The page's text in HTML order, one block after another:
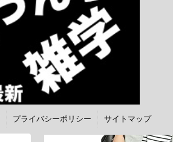
プライバシーポリシー サイトマップ